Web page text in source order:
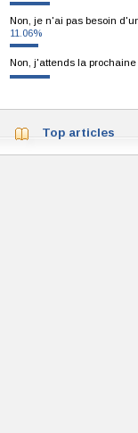
Non, je n'ai pas besoin
11.06%
Non, j'attends la
Top articles